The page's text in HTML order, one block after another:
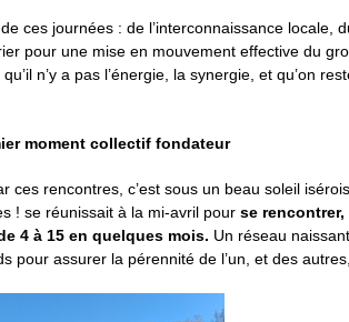
ces journées : de l’interconnaissance locale,
pour une mise en mouvement effective du
n’y a pas l’énergie, la synergie, et qu’on
moment collectif fondateur
ces rencontres, c’est sous un beau soleil
! se réunissait à la mi-avril pour se
4 à 15 en quelques mois. Un réseau
pour assurer la pérennité de l’un, et des